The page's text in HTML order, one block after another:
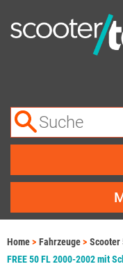
Home Fahrzeuge Scooter
FREE 50 FL 2000-2002 mit